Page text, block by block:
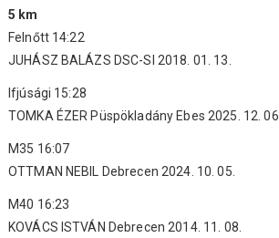
5 km
Felnőtt 14:22
JUHÁSZ BALÁZS DSC-SI 2018. 01. 13.
Ifjúsági 15:28
TOMKA ÉZER Püspökladány Ebes 2025. 12. 06.
M35 16:07
OTTMAN NEBIL Debrecen 2024. 10. 05.
M40 16:23
KOVÁCS ISTVÁN Debrecen 2014. 11. 08.